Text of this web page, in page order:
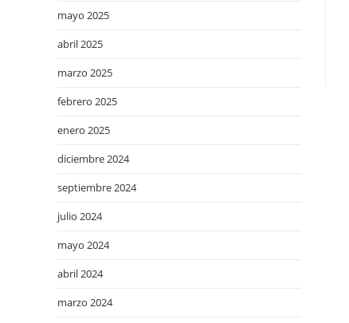
mayo 2025
abril 2025
marzo 2025
febrero 2025
enero 2025
diciembre 2024
septiembre 2024
julio 2024
mayo 2024
abril 2024
marzo 2024